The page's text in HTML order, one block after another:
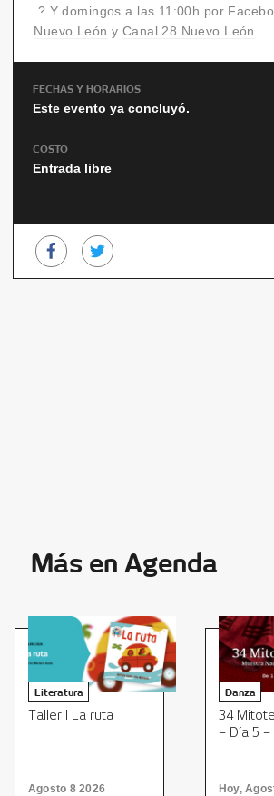
? Y domingos a las 11:00h por
Nuevo León y Canal 28 Nuevo León
FECHAS Y HORARIOS
Este evento ya concluyó.
COSTO
Entrada libre
Más en Agenda
Literatura
Taller I La ruta
Agosto 8 2026
Danza
34
– Día 5 –
Hoy,